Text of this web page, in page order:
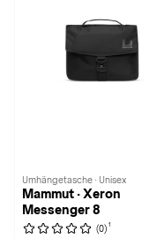
Umhängetasche · Unisex
Mammut · Xeron
Messenger 8
(0) 1